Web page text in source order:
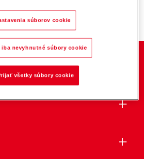
súborov cookie
iba nevyhnutné súbory cookie
všetky súbory cookie